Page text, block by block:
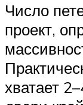
Число
проект,
хватает